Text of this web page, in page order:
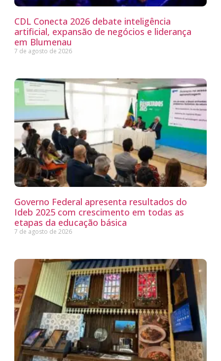
CDL Conecta 2026 debate inteligência
artificial, expansão de negócios e liderança
em Blumenau
7 de agosto de 2026
Governo Federal apresenta resultados do
Ideb 2025 com crescimento em todas as
etapas da educação básica
7 de agosto de 2026